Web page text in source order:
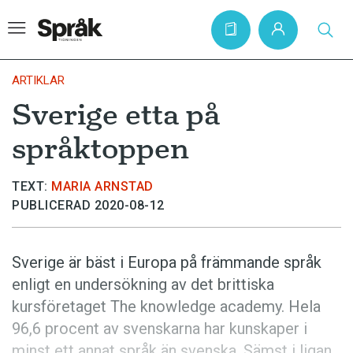
Hem
Artiklar
Krönikor
Språkfrågor
Bokrecensioner
Kviss
Podden
ARTIKLAR
Sverige etta på
språktoppen
TEXT: MARIA ARNSTAD
PUBLICERAD 2020-08-12
Sverige är bäst i Europa på främmande språk
enligt en undersökning av det brittiska
kursföretaget The knowledge academy. Hela
96,6 procent av svenskarna har kunskaper i